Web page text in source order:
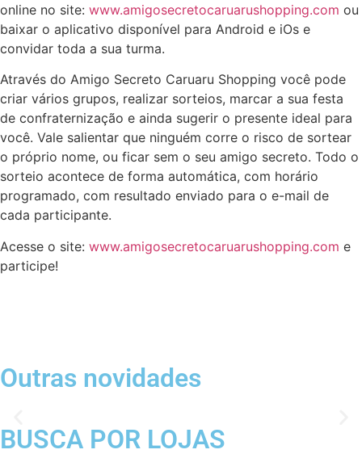
online no site: www.amigosecretocaruarushopping.com ou
baixar o aplicativo disponível para Android e iOs e
convidar toda a sua turma.
Através do Amigo Secreto Caruaru Shopping você pode
criar vários grupos, realizar sorteios, marcar a sua festa
de confraternização e ainda sugerir o presente ideal para
você. Vale salientar que ninguém corre o risco de sortear
o próprio nome, ou ficar sem o seu amigo secreto. Todo o
sorteio acontece de forma automática, com horário
programado, com resultado enviado para o e-mail de
cada participante.
Acesse o site: www.amigosecretocaruarushopping.com e
participe!
Outras novidades
BUSCA POR LOJAS